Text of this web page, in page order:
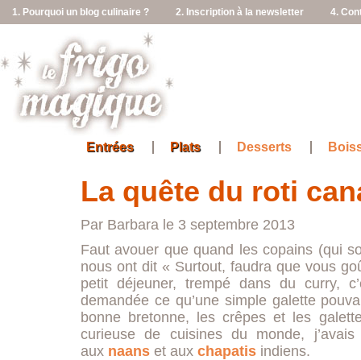
1. Pourquoi un blog culinaire ? 2. Inscription à la newsletter 4.
Entrées Plats Desserts
La quête du roti
Par Barbara le 3 septembre 2013
Faut avouer que quand les copains (qui
nous ont dit « Surtout, faudra que vous
petit déjeuner, trempé dans du curry,
demandée ce qu’une simple galette
bonne bretonne, les crêpes et les
curieuse de cuisines du monde,
aux naans et aux chapatis indiens.